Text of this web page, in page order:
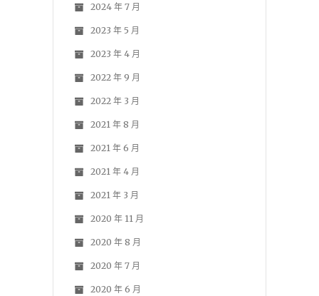
2024 年 7 月
2023 年 5 月
2023 年 4 月
2022 年 9 月
2022 年 3 月
2021 年 8 月
2021 年 6 月
2021 年 4 月
2021 年 3 月
2020 年 11 月
2020 年 8 月
2020 年 7 月
2020 年 6 月